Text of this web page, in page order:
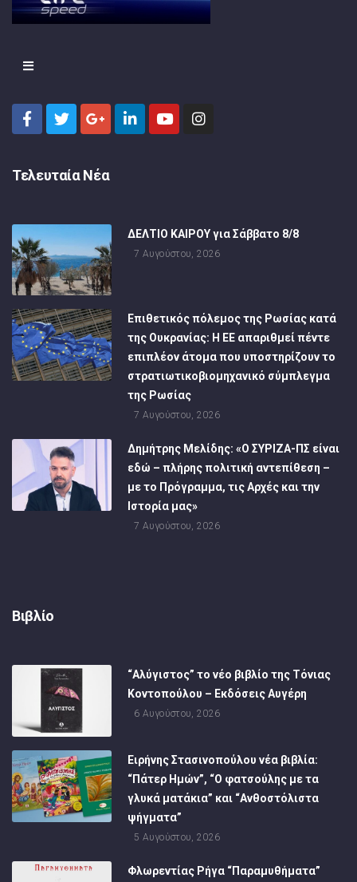
Τελευταία Νέα
ΔΕΛΤΙΟ ΚΑΙΡΟΥ για Σάββατο 8/8
7 Αυγούστου, 2026
Επιθετικός πόλεμος της Ρωσίας κατά
της Ουκρανίας: Η ΕΕ απαριθμεί πέντε
επιπλέον άτομα που υποστηρίζουν το
στρατιωτικοβιομηχανικό σύμπλεγμα
της Ρωσίας
7 Αυγούστου, 2026
Δημήτρης Μελίδης: «Ο ΣΥΡΙΖΑ-ΠΣ είναι
εδώ – πλήρης πολιτική αντεπίθεση –
με το Πρόγραμμα, τις Αρχές και την
Ιστορία μας»
7 Αυγούστου, 2026
Βιβλίο
“Αλύγιστος” το νέο βιβλίο της Τόνιας
Κοντοπούλου – Εκδόσεις Αυγέρη
6 Αυγούστου, 2026
Ειρήνης Στασινοπούλου νέα βιβλία:
“Πάτερ Ημών”, “Ο φατσούλης με τα
γλυκά ματάκια” και “Ανθοστόλιστα
ψήγματα”
5 Αυγούστου, 2026
Φλωρεντίας Ρήγα “Παραμυθήματα”